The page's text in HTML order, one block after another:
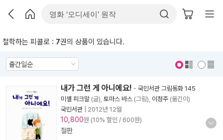
철학하는 피콜로 : 7권의 상품이 있습니다.
내가 그런 게 아니에요! - 국민서관 그림동화 145
미셸 피크말 (글), 토마스 바스 (그림), 이정주 (옮긴이)
국민서관
2012년 12월
10,800원 (10% 할인 / 600원)
절판